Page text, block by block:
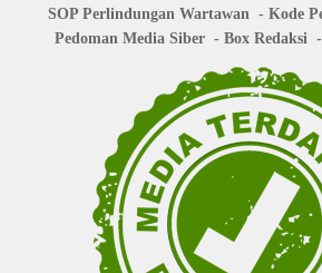
SOP Perlindungan Wartawan
Kode
Pedoman Media Siber
Box Redaksi